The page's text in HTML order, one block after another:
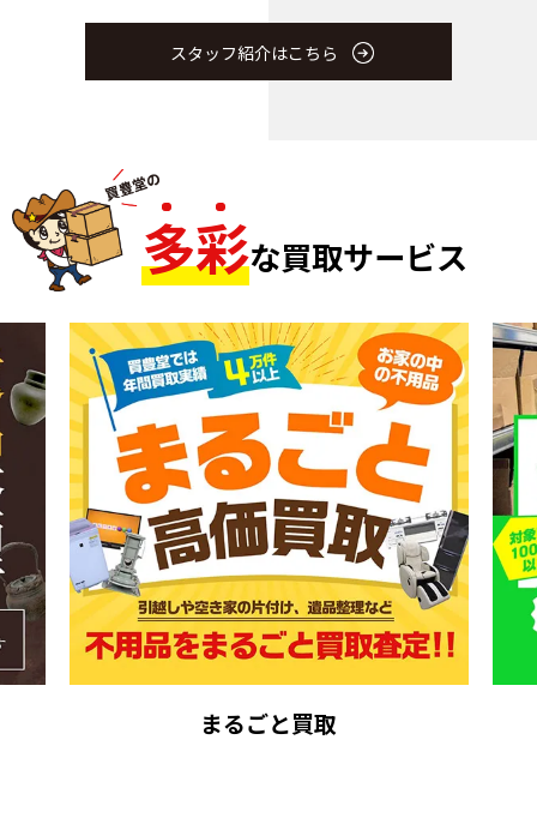
スタッフ紹介はこちら
多彩な買取サービス
まるごと買取